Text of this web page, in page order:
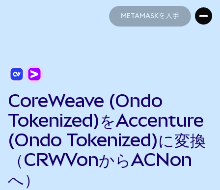
METAMASKを入手
CoreWeave (Ondo
Tokenized)をAccenture
(Ondo Tokenized)に変換
（CRWVonからACNon
へ）